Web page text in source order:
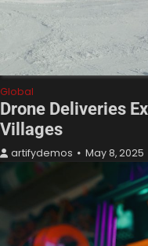
Global
Drone Deliveries
Villages
artifydemos May 8, 2025